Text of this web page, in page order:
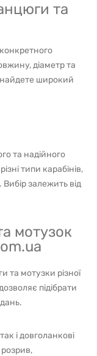
та
діаметр та
широкий
та надійного
типи карабінів,
залежить від
мотузок
мотузки різної
підібрати
і довголанкові